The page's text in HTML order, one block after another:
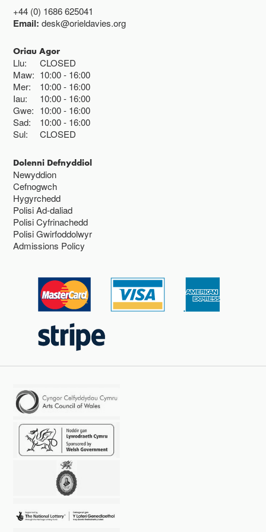
+44 (0) 1686 625041
Email:desk@orieldavies.org
Oriau Agor
Llu:
CLOSED
Maw: 10:00 16:00
Mer:
10:00 16:00
Iau:
10:00 16:00
Gwe: 10:00 16:00
Sad:
10:00 16:00
Sul:
CLOSED
Dolenni Defnyddiol
Newyddion
Cefnogwch
Hygyrchedd
Polisi Ad-daliad
Polisi Cyfrinachedd
Polisi Gwirfoddolwyr
Admissions Policy